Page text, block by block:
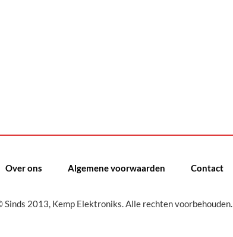
Over ons Algemene voorwaarden Contact
Sinds 2013, Kemp Elektroniks. Alle rechten voorbehouden.